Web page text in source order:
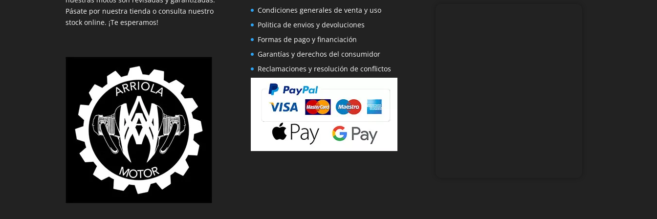
Pásate por nuestra tienda o consulta nuestro
stock online. ¡Te esperamos!
Condiciones generales de venta y uso
Politica de envios y devoluciones
Formas de pago y financiación
Garantías y derechos del consumidor
Reclamaciones y resolución de conflictos